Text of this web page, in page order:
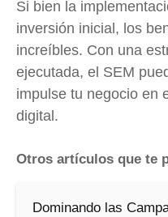
Si bien la
inversión inicial, los
increíbles. Con una
ejecutada, el SEM
impulse tu negocio en
digital.
Otros artículos que te
Dominando las